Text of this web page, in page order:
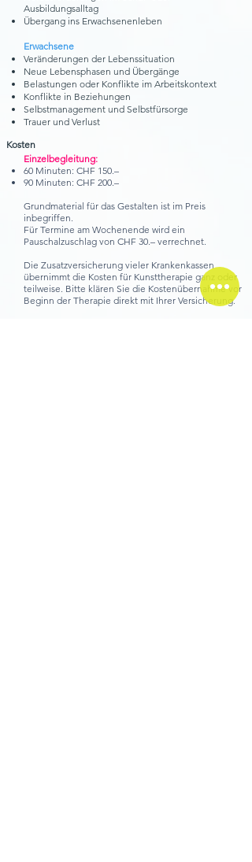
Ausbildungsalltag
Übergang ins Erwachsenenleben
Erwachsene
Veränderungen der Lebenssituation
Neue Lebensphasen und Übergänge
Belastungen oder Konflikte im Arbeitskontext
Konflikte in Beziehungen
Selbstmanagement und Selbstfürsorge
Trauer und Verlust
Kosten
Einzelbegleitung:
60 Minuten: CHF 150.–
90 Minuten: CHF 200.–
Grundmaterial für das Gestalten ist im Preis
inbegriffen.
Für Termine am Wochenende wird ein
Pauschalzuschlag von CHF 30.– verrechnet.
Die Zusatzversicherung vieler Krankenkassen
übernimmt die Kosten für Kunsttherapie ganz oder
teilweise. Bitte klären Sie die Kostenübernahme vor
Beginn der Therapie direkt mit Ihrer Versicherung.